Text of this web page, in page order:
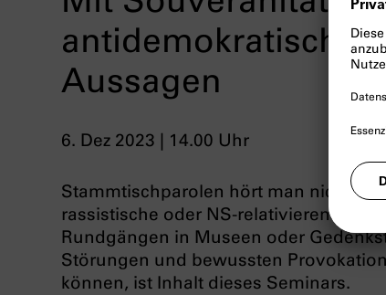
antidemokratische
Aussagen
6. Dez 2023 | 14.00 Uhr
Stammtischparolen hört man nicht
rassistische oder NS-relativierende
Rundgängen in Museen oder
Störungen und bewussten
können, ist Inhalt dieses Seminars.